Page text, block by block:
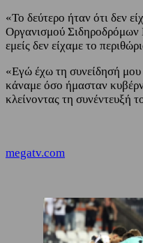
«Το δεύτερο ήταν ότι δεν
Οργανισμού Σιδηροδρόμων
εμείς δεν είχαμε το
«Εγώ έχω τη συνείδησή
κάναμε όσο ήμασταν
κλείνοντας τη συνέντευξή
megatv.com